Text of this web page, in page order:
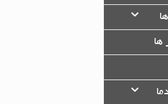
ها
ها
ها
دما